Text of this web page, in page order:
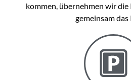
kommen, übernehmen wir
gemeinsam das